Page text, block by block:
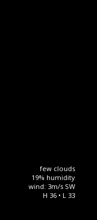
few clouds
19% humidity
wind: 3m/s SW
H 36 • L 33